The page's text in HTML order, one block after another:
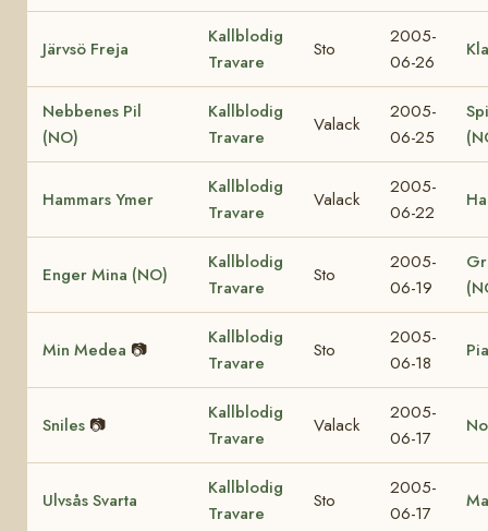
Järvsö Freja
Kallblodig
Travare
Sto
2005-
06-26
Nebbenes Pil
(NO)
Kallblodig
Travare
Valack
2005-
06-25
Hammars Ymer
Kallblodig
Travare
Valack
2005-
06-22
Enger Mina (NO)
Kallblodig
Travare
Sto
2005-
06-19
Min Medea 📷
Kallblodig
Travare
Sto
2005-
06-18
Sniles 📷
Kallblodig
Travare
Valack
2005-
06-17
Ulvsås Svarta
Kallblodig
Travare
Sto
2005-
06-17